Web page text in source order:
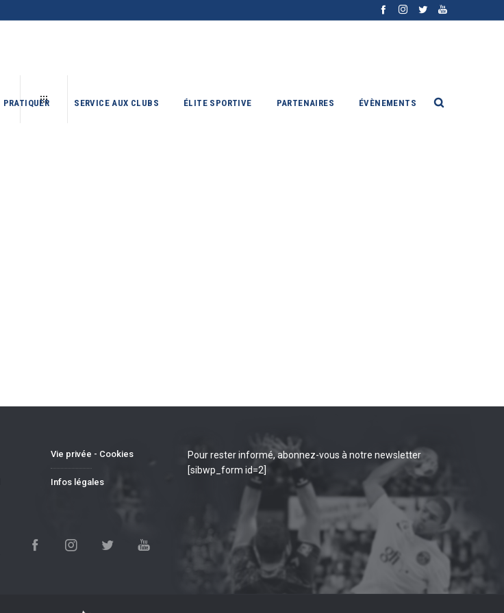
PRATIQUER SERVICE AUX CLUBS ÉLITE SPORTIVE PARTENAIRES ÉVÈNEMENTS
Vie privée - Cookies
Infos légales
Pour rester informé, abonnez-vous à notre newsletter
[sibwp_form id=2]